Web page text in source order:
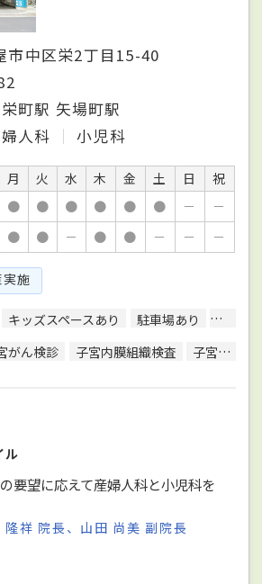
市中区栄2丁目15-40
町駅 矢場町駅
婦人科 小児科
月 火 水 木 金 土 日
祝
● ● ● ● ● ● －
－
● ● － ● ● － － －
施
キッズスペースあり 駐車場あり
予約可
がん検診 子宮内膜組織検査 子宮頸がん検診
ル
要望に応えて産婦人科と小児科を
隆祥 院長、山田 尚美 副院長